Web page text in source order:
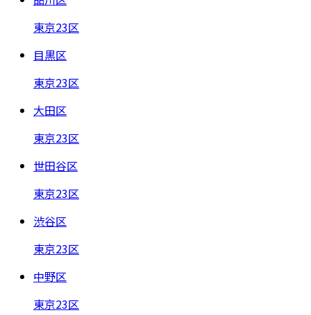
東京23区
目黒区
東京23区
大田区
東京23区
世田谷区
東京23区
渋谷区
東京23区
中野区
東京23区